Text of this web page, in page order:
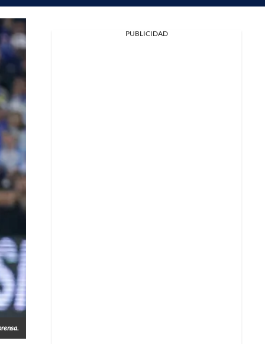
PUBLICIDAD